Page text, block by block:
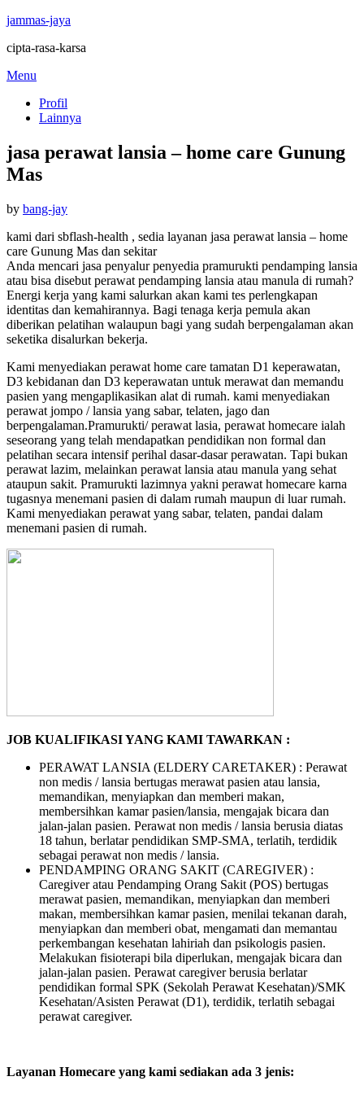
jammas-jaya
cipta-rasa-karsa
Skip
content
Menu
Profil
Lainnya
jasa perawat lansia – home care Gunung
Mas
by bang-jayPosted
kami dari sbflash-health , sedia layanan jasa perawat lansia – home
care Gunung Mas dan sekitar
Anda mencari jasa penyalur penyedia pramurukti pendamping lansia
atau bisa disebut perawat pendamping lansia atau manula di rumah?
Energi kerja yang kami salurkan akan kami tes perlengkapan
identitas dan kemahirannya. Bagi tenaga kerja pemula akan
diberikan pelatihan walaupun bagi yang sudah berpengalaman akan
seketika disalurkan bekerja.
Kami menyediakan perawat home care tamatan D1 keperawatan,
D3 kebidanan dan D3 keperawatan untuk merawat dan memandu
pasien yang mengaplikasikan alat di rumah. kami menyediakan
perawat jompo / lansia yang sabar, telaten, jago dan
berpengalaman.Pramurukti/ perawat lasia, perawat homecare ialah
seseorang yang telah mendapatkan pendidikan non formal dan
pelatihan secara intensif perihal dasar-dasar perawatan. Tapi bukan
perawat lazim, melainkan perawat lansia atau manula yang sehat
ataupun sakit. Pramurukti lazimnya yakni perawat homecare karna
tugasnya menemani pasien di dalam rumah maupun di luar rumah.
Kami menyediakan perawat yang sabar, telaten, pandai dalam
menemani pasien di rumah.
JOB KUALIFIKASI YANG KAMI TAWARKAN :
PERAWAT LANSIA (ELDERY CARETAKER) : Perawat
non medis / lansia bertugas merawat pasien atau lansia,
memandikan, menyiapkan dan memberi makan,
membersihkan kamar pasien/lansia, mengajak bicara dan
jalan-jalan pasien. Perawat non medis / lansia berusia diatas
18 tahun, berlatar pendidikan SMP-SMA, terlatih, terdidik
sebagai perawat non medis / lansia.
PENDAMPING ORANG SAKIT (CAREGIVER) :
Caregiver atau Pendamping Orang Sakit (POS) bertugas
merawat pasien, memandikan, menyiapkan dan memberi
makan, membersihkan kamar pasien, menilai tekanan darah,
menyiapkan dan memberi obat, mengamati dan memantau
perkembangan kesehatan lahiriah dan psikologis pasien.
Melakukan fisioterapi bila diperlukan, mengajak bicara dan
jalan-jalan pasien. Perawat caregiver berusia berlatar
pendidikan formal SPK (Sekolah Perawat Kesehatan)/SMK
Kesehatan/Asisten Perawat (D1), terdidik, terlatih sebagai
perawat caregiver.
Layanan Homecare yang kami sediakan ada 3 jenis: